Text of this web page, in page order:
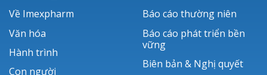
Về Imexpharm
Văn hóa
Hành trình
Con người
Báo cáo thường niên
Báo cáo phát triển bền
vững
Biên bản & Nghị quyết